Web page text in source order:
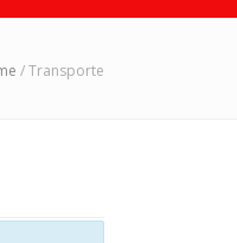
/ Transporte